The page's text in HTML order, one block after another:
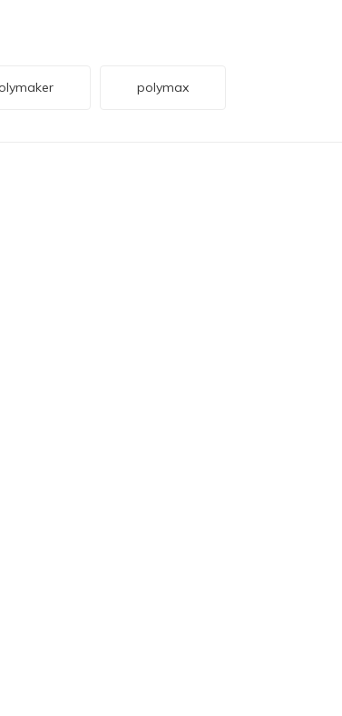
polymax